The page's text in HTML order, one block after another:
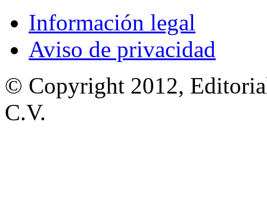
Información legal
Aviso de privacidad
© Copyright 2012,
C.V.